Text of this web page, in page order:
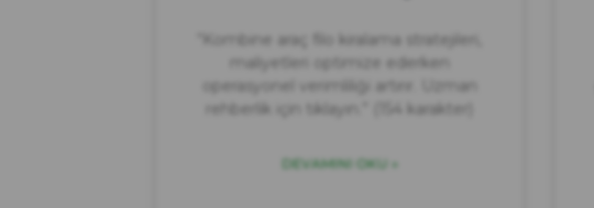
“Kombine araç filo kiralama stratejileri,
maliyetleri optimize ederken
operasyonel verimliliği artırır. Uzman
rehberlik için tıklayın.” (154 karakter)
DEVAMINI OKU »